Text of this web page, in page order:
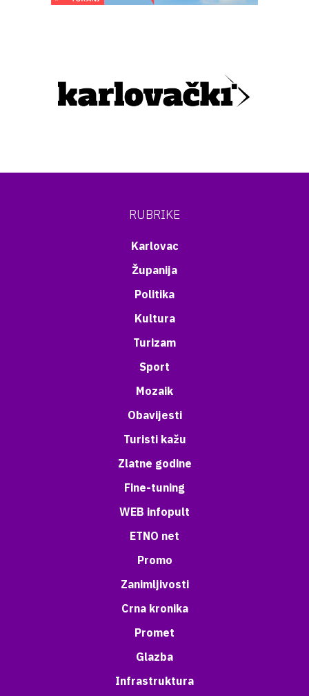
RUBRIKE
Karlovac
Županija
Politika
Kultura
Turizam
Sport
Mozaik
Obavijesti
Turisti kažu
Zlatne godine
Fine-tuning
WEB infopult
ETNO net
Promo
Zanimljivosti
Crna kronika
Promet
Glazba
Infrastruktura